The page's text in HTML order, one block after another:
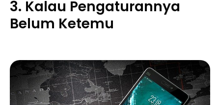
3. Kalau Pengaturannya
Belum Ketemu